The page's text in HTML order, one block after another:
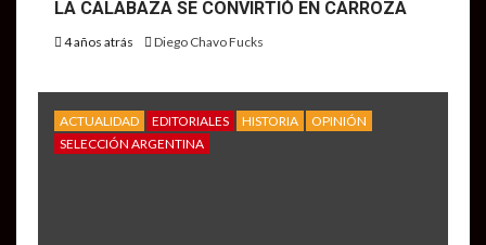
LA CALABAZA SE CONVIRTIÓ EN CARROZA
4 años atrás Diego Chavo Fucks
ACTUALIDAD EDITORIALES HISTORIA
OPINIÓN
SELECCIÓN ARGENTINA